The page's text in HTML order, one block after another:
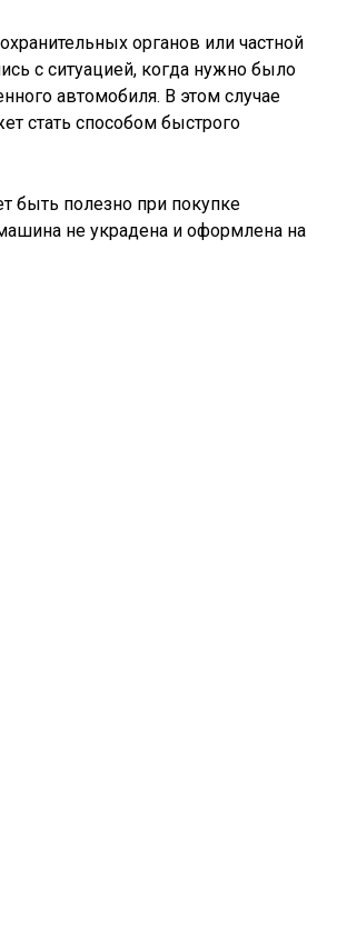
органов или частной
с ситуацией, когда нужно было
автомобиля. В этом случае
стать способом быстрого
быть полезно при покупке
не украдена и оформлена на